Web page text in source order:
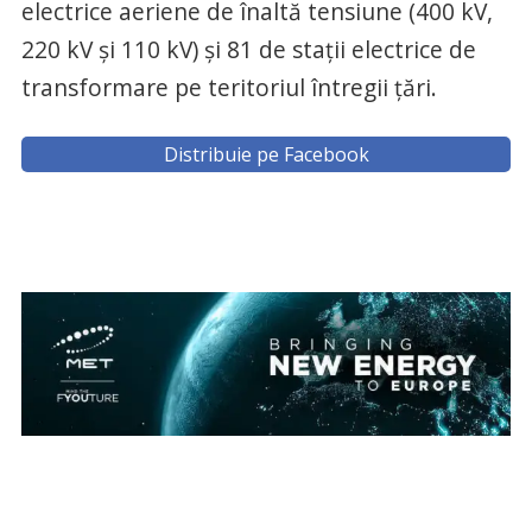
electrice aeriene de înaltă tensiune (400 kV,
220 kV şi 110 kV) şi 81 de staţii electrice de
transformare pe teritoriul întregii ţări.
Distribuie pe Facebook